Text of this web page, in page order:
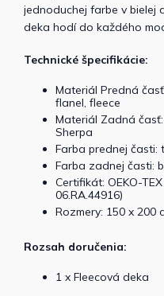
jednoduchej farbe v bielej
deka hodí do každého
Technické špecifikácie:
Materiál Predná
flanel, fleece
Materiál Zadná
Sherpa
Farba prednej časti:
Farba zadnej časti:
Certifikát: OEKO-
06.RA.44916)
Rozmery: 150 x 200
Rozsah doručenia:
1 x Fleecová deka